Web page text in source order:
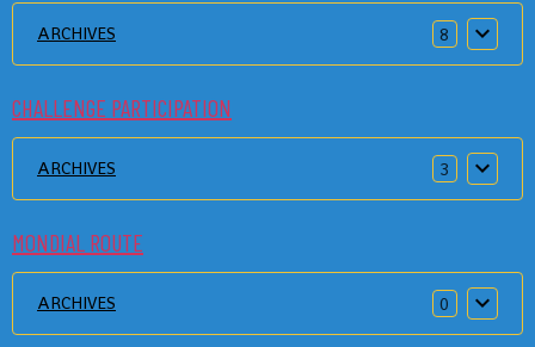
ARCHIVES 8
CHALLENGE PARTICIPATION
ARCHIVES 3
MONDIAL ROUTE
ARCHIVES 0